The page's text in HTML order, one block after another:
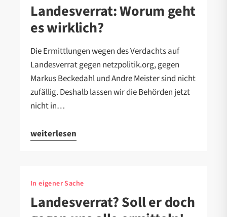
Landesverrat: Worum geht
es wirklich?
Die Ermittlungen wegen des Verdachts auf
Landesverrat gegen netzpolitik.org, gegen
Markus Beckedahl und Andre Meister sind nicht
zufällig. Deshalb lassen wir die Behörden jetzt
nicht in…
weiterlesen
In eigener Sache
Landesverrat? Soll er doch